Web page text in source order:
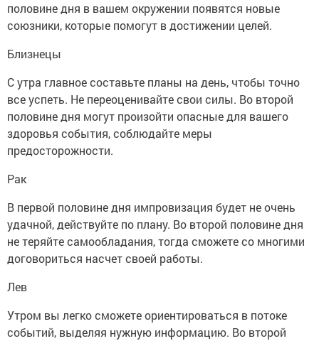
половине дня в вашем окружении появятся новые
союзники, которые помогут в достижении целей.
Близнецы
С утра главное составьте планы на день, чтобы точно
все успеть. Не переоценивайте свои силы. Во второй
половине дня могут произойти опасные для вашего
здоровья события, соблюдайте меры
предосторожности.
Рак
В первой половине дня импровизация будет не очень
удачной, действуйте по плану. Во второй половине дня
не теряйте самообладания, тогда сможете со многими
договориться насчет своей работы.
Лев
Утром вы легко сможете ориентироваться в потоке
событий, выделяя нужную информацию. Во второй